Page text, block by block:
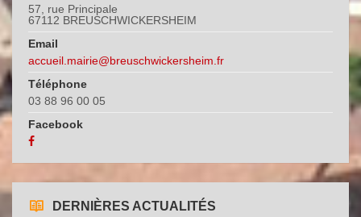
57, rue Principale
67112 BREUSCHWICKERSHEIM
Email
accueil.mairie@breuschwickersheim.fr
Téléphone
03 88 96 00 05
Facebook
DERNIÈRES ACTUALITÉS